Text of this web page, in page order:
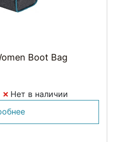
Boot Bag
Нет в наличии